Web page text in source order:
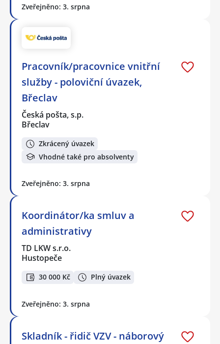
Zveřejněno: 3. srpna
Pracovník/pracovnice vnitřní
služby - poloviční úvazek,
Břeclav
Česká pošta, s.p.
Břeclav
Zkrácený úvazek
Vhodné také pro absolventy
Zveřejněno: 3. srpna
Koordinátor/ka smluv a
administrativy
TD LKW s.r.o.
Hustopeče
30 000 Kč Plný úvazek
Zveřejněno: 3. srpna
Skladník - řidič VZV - náborový